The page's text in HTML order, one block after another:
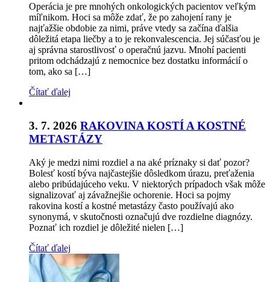
Operácia je pre mnohých onkologických pacientov veľkým
míľnikom. Hoci sa môže zdať, že po zahojení rany je
najťažšie obdobie za nimi, práve vtedy sa začína ďalšia
dôležitá etapa liečby a to je rekonvalescencia. Jej súčasťou je
aj správna starostlivosť o operačnú jazvu. Mnohí pacienti
pritom odchádzajú z nemocnice bez dostatku informácií o
tom, ako sa […]
Čítať ďalej
3. 7. 2026 RAKOVINA KOSTÍ A KOSTNÉ
METASTÁZY
Aký je medzi nimi rozdiel a na aké príznaky si dať pozor?
Bolesť kostí býva najčastejšie dôsledkom úrazu, preťaženia
alebo pribúdajúceho veku. V niektorých prípadoch však môže
signalizovať aj závažnejšie ochorenie. Hoci sa pojmy
rakovina kostí a kostné metastázy často používajú ako
synonymá, v skutočnosti označujú dve rozdielne diagnózy.
Poznať ich rozdiel je dôležité nielen […]
Čítať ďalej